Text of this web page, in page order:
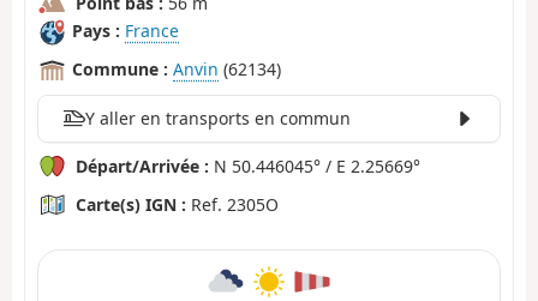
Pays : France
Commune : Anvin (62134)
Y aller en transports en commun
Départ/Arrivée : N 50.446045° / E 2.25669°
Carte(s) IGN : Ref. 2305O